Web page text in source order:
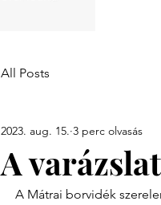
All Posts
A
2023. aug. 15. 3 perc olvasás
A Mátrai borvidék